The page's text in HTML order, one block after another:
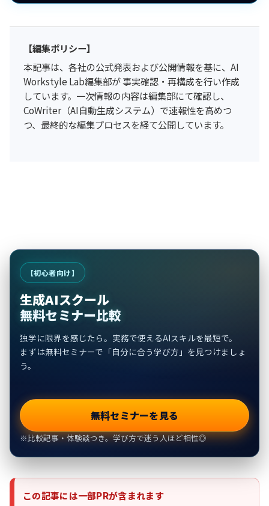
【編集ポリシー】
本記事は、各社の公式発表および公開情報を基に、AI
Workstyle Lab編集部が 事実確認・再構成を行い作成
しています。一次情報の内容は編集部にて確認し、
CoWriter（AI自動生成システム）で速報性を高めつ
つ、最終的な編集プロセスを経て公開しています。
【初心者向け】
生成AIスクール
無料セミナー比較
独学に限界を感じたら。実務で使えるAIスキルを最短で。
まずは無料セミナーで「自分に合う学び方」を見つけましょ
う。
無料セミナーを見る
※比較記事・体験談つき。学び方で迷う人ほど相性◎
この記事には一部PRが含まれます